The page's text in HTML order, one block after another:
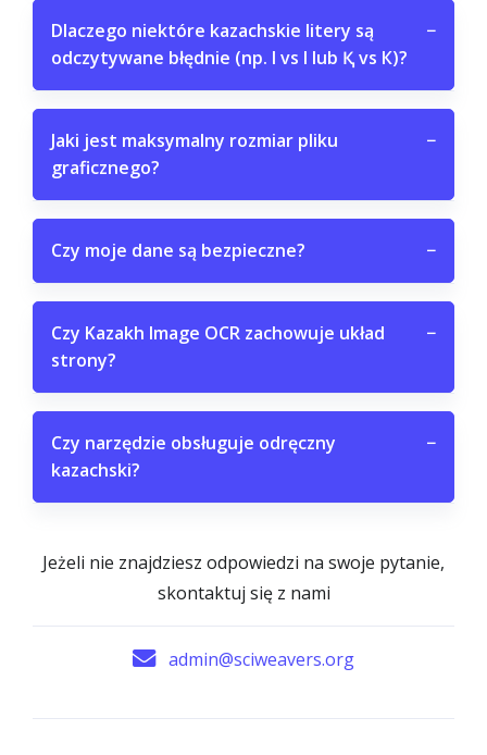
Dlaczego niektóre kazachskie litery są
odczytywane błędnie (np. І vs I lub Қ vs К)?
−
Jaki jest maksymalny rozmiar pliku
graficznego?
−
Czy moje dane są bezpieczne? −
Czy Kazakh Image OCR zachowuje układ
strony?
−
Czy narzędzie obsługuje odręczny
kazachski?
−
Jeżeli nie znajdziesz odpowiedzi na swoje pytanie,
skontaktuj się z nami
admin@sciweavers.org